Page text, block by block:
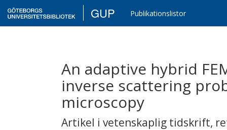
GUP Publikationslistor
An adaptive hybrid
inverse scattering
microscopy
Artikel i vetenskaplig tidskrift,